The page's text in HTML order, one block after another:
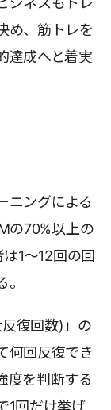
め、筋トレを
達成へと着実
ニングによる
の70%以上の
1～12回の回
復回数)」の
何回反復でき
度を判断する
1回だけ挙げ